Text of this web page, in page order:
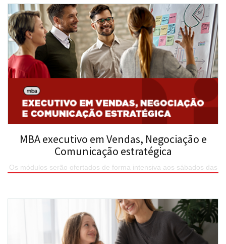
MBA executivo em Vendas, Negociação e
Comunicação estratégica
Os módulos serão ofertados de forma intensiva aos sábados das